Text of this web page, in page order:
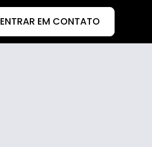
ENTRAR EM CONTATO